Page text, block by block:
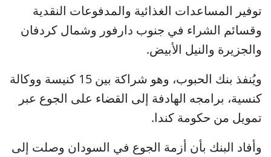
توفير المساعدات الغذائية والمدفوعات النقدية
وقسائم الشراء في جنوب دارفور وشمال كردفان
والجزيرة والنيل الأبيض.
ويُنفذ بنك الحبوب، وهو شراكة بين 15 كنيسة ووكالة
كنسية، برامجه الهادفة إلى القضاء على الجوع عبر
تمويل من حكومة كندا.
وأفاد البنك بأن أزمة الجوع في السودان وصلت إلى